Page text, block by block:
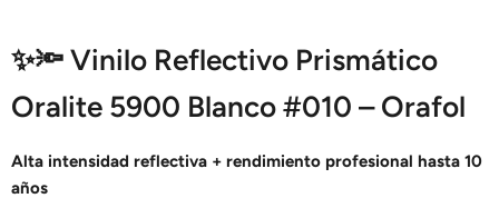
✨🔦 Vinilo Reflectivo Prismático
Oralite 5900 Blanco #010 – Orafol
Alta intensidad reflectiva + rendimiento profesional hasta 10
años